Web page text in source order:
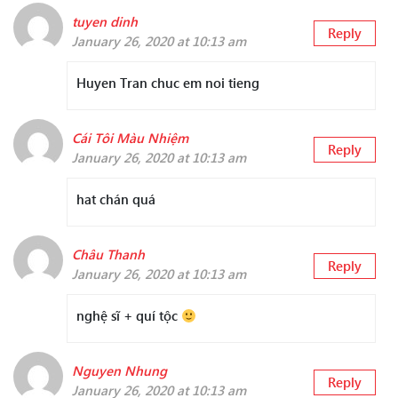
tuyen dinh
January 26, 2020 at 10:13 am
Reply
Huyen Tran chuc em noi tieng
Cái Tôi Màu Nhiệm
January 26, 2020 at 10:13 am
Reply
hat chán quá
Châu Thanh
January 26, 2020 at 10:13 am
Reply
nghệ sĩ + quí tộc
Nguyen Nhung
January 26, 2020 at 10:13 am
Reply